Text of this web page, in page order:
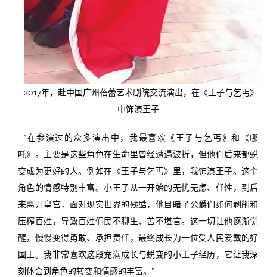
2017年，赴中国广州蓓蕾艺术剧院交流演出，在《王子与乞丐》
中饰演王子
“在参演过的众多演出中，我最喜欢《王子与乞丐》和《哪
吒》。主要是这些角色在生命里曾经遭遇波折，但他们后来都蜕
变成为更好的人。例如在《王子与乞丐》里，我饰演王子。这个
角色的情感特别丰富。小王子从一开始的无忧无虑、任性，到后
来离开皇宫，面对现实世界的残酷，他目睹了公爵们如何剥削和
压榨百姓，导致百姓们民不聊生、苦不堪言。这一切让他逐渐觉
醒，慢慢变得勇敢、承担责任，最终成长为一位受人民爱戴的好
国王。我非常喜欢这段充满成长与蜕变的小王子经历，它让我深
刻体会到角色的转变和情感的丰富。”